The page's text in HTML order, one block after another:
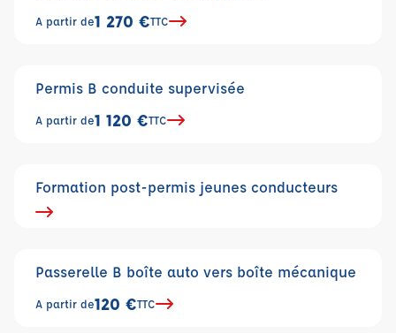
A partir de1 270 €TTC
Permis B conduite supervisée
A partir de1 120 €TTC
Formation post-permis jeunes conducteurs
Passerelle B boîte auto vers boîte mécanique
A partir de120 €TTC